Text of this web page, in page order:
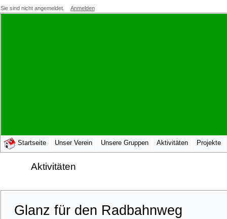
Sie sind nicht angemeldet. Anmelden
Startseite Unser Verein Unsere Gruppen Aktivitäten Projekte
Aktivitäten
Glanz für den Radbahnweg